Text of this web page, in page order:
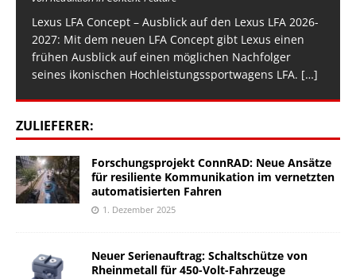
Lexus LFA Concept – Ausblick auf den Lexus LFA 2026-
2027: Mit dem neuen LFA Concept gibt Lexus einen
frühen Ausblick auf einen möglichen Nachfolger
seines ikonischen Hochleistungssportwagens LFA. […]
ZULIEFERER:
Forschungsprojekt ConnRAD: Neue Ansätze
für resiliente Kommunikation im vernetzten
automatisierten Fahren
1. Dezember 2025
Neuer Serienauftrag: Schaltschütze von
Rheinmetall für 450-Volt-Fahrzeuge